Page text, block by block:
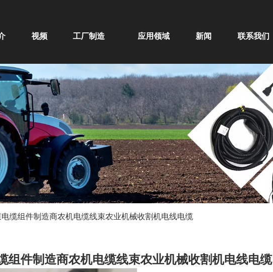
视频 工厂制造 应用领域 新闻 联系我们
缆组件制造商农机电缆线束农业机械收割机电线电缆
组件制造商农机电缆线束农业机械收割机电线电缆